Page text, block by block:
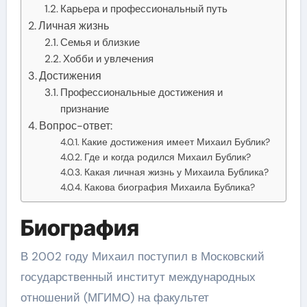
Карьера и профессиональный путь
Личная жизнь
Семья и близкие
Хобби и увлечения
Достижения
Профессиональные достижения и
признание
Вопрос-ответ:
Какие достижения имеет Михаил Бублик?
Где и когда родился Михаил Бублик?
Какая личная жизнь у Михаила Бублика?
Какова биография Михаила Бублика?
Биография
В 2002 году Михаил поступил в Московский
государственный институт международных
отношений (МГИМО) на факультет